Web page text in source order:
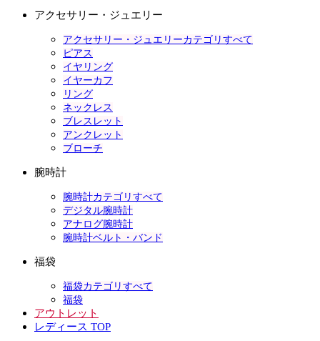
アクセサリー・ジュエリー
アクセサリー・ジュエリーカテゴリすべて
ピアス
イヤリング
イヤーカフ
リング
ネックレス
ブレスレット
アンクレット
ブローチ
腕時計
腕時計カテゴリすべて
デジタル腕時計
アナログ腕時計
腕時計ベルト・バンド
福袋
福袋カテゴリすべて
福袋
アウトレット
レディース TOP